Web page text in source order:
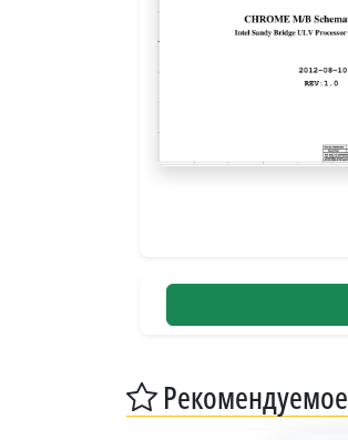
Рекомендуемое